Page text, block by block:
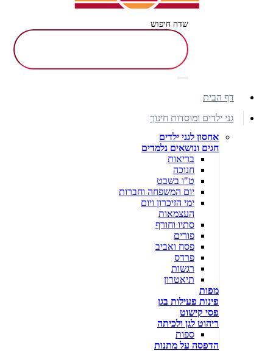
שדה חיפוש
דף הבית
גני ילדים ומוסדות חינוך
אחסון לגני ילדים
חגים ונושאים נלמדים
בריאות
חנוכה
ט"ו בשבט
יום המשפחה וחברות
ימי הזיכרון ויום
העצמאות
סתיו וחורף
פורים
פסח ואביב
פרדס
רגשות
תיאטרון
מפות
פינות פעילות בגן
פסי קישוט
ריהוט לגן ולכיתה
ספות
הדפסה על מתנות